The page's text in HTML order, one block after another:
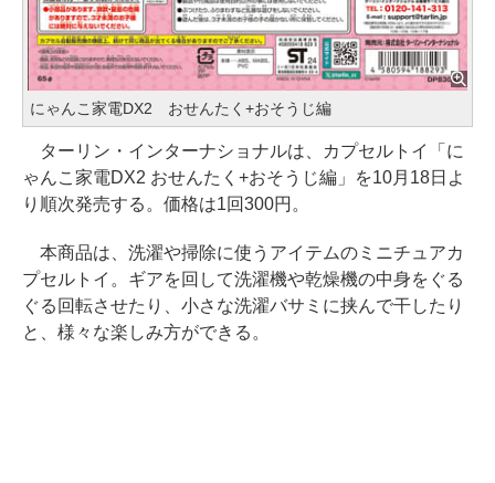
にゃんこ家電DX2 おせんたく+おそうじ編
ターリン・インターナショナルは、カプセルトイ「に
ゃんこ家電DX2 おせんたく+おそうじ編」を10月18日よ
り順次発売する。価格は1回300円。
本商品は、洗濯や掃除に使うアイテムのミニチュアカ
プセルトイ。ギアを回して洗濯機や乾燥機の中身をぐる
ぐる回転させたり、小さな洗濯バサミに挟んで干したり
と、様々な楽しみ方ができる。